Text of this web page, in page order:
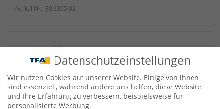
Artikel Nr.: 30.3305.02
Thermo-Hygro-Sender mit wasserfestem Kabelfühler
Datenschutzeinstellungen
Wir nutzen Cookies auf unserer Website. Einige von ihnen
sind essenziell, während andere uns helfen, diese Website
und Ihre Erfahrung zu verbessern, beispielsweise für
personalisierte Werbung.